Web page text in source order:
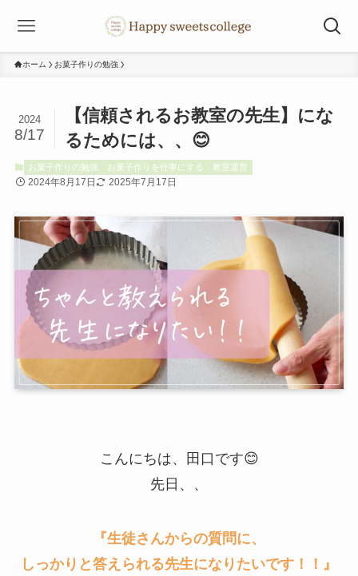
ホーム お菓子作りの勉強
【信頼されるお教室の先生】にな
るためには、、😊
2024
8/17
お菓子作りの勉強 お菓子作りを仕事にする 教室運営
2024年8月17日 2025年7月17日
こんにちは、田口です😊
先日、、
『生徒さんからの質問に、
しっかりと答えられる先生になりたいです！！』